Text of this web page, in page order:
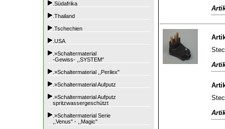
.Südafrika
.Thailand
.Tschechien
.USA
.»Schaltermaterial
-Gewiss- ,,SYSTEM"
.»Schaltermaterial ,,Perilex"
.»Schaltermaterial Aufputz
.»Schaltermaterial Aufputz
spritzwassergeschützt
.»Schaltermaterial Serie
,,Venus" - ,,Magic"